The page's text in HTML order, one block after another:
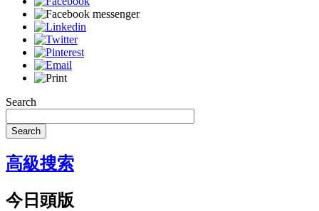
Search
Search
高級搜索
今日頭版